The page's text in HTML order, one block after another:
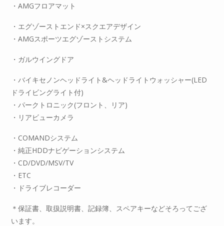
・AMGフロアマット
・エグゾーストエンド×スクエアデザイン
・AMGスポーツエグゾーストシステム
・ガルウイングドア
・バイキセノンヘッドライト&ヘッドライトウォッシャー(LED
ドライビングライト付)
・パークトロニック(フロント、リア)
・リアビューカメラ
・COMANDシステム
・純正HDDナビゲーションシステム
・CD/DVD/MSV/TV
・ETC
・ドライブレコーダー
＊保証書、取扱説明書、記録簿、スペアキーなどそろってござ
います。